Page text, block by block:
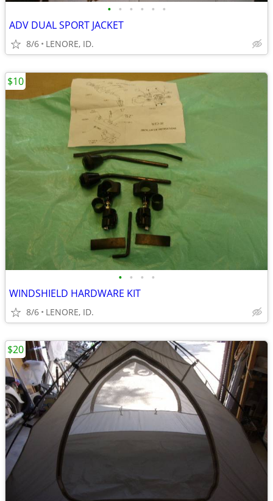
• • • • • •
ADV DUAL SPORT JACKET
8/6 LENORE, ID.
• • • •
WINDSHIELD HARDWARE KIT
8/6 LENORE, ID.
$10
$20